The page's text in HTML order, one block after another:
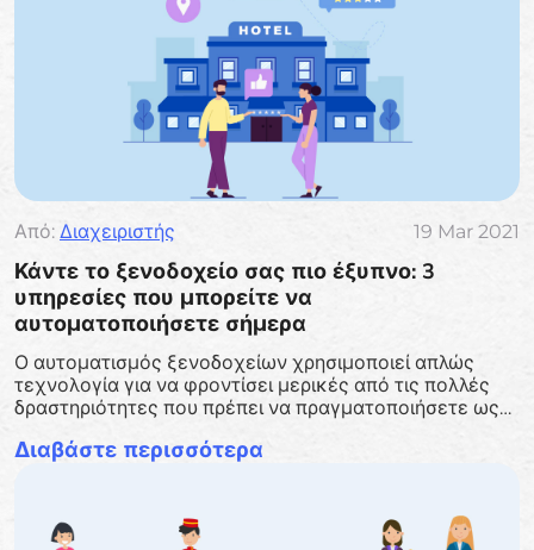
Από: Διαχειριστής 19 Mar 2021
Κάντε το ξενοδοχείο σας πιο έξυπνο: 3
υπηρεσίες που μπορείτε να
αυτοματοποιήσετε σήμερα
Ο αυτοματισμός ξενοδοχείων χρησιμοποιεί απλώς
τεχνολογία για να φροντίσει μερικές από τις πολλές
δραστηριότητες που πρέπει να πραγματοποιήσετε ως
Διαβάστε περισσότερα